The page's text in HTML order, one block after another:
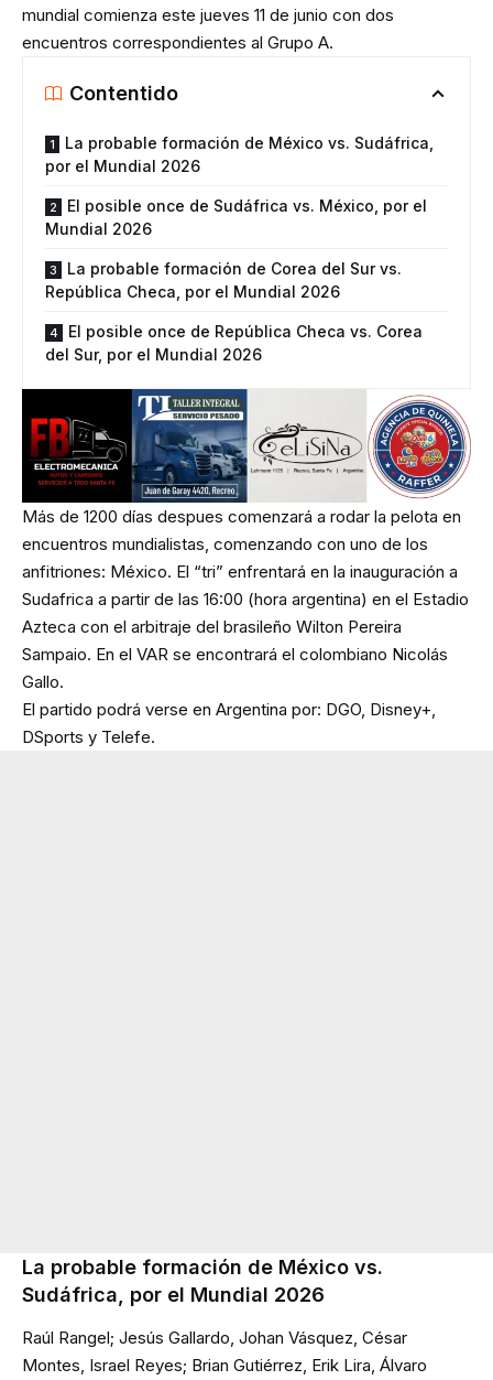
mundial comienza este jueves 11 de junio con dos
encuentros correspondientes al Grupo A.
Contentido
La probable formación de México vs. Sudáfrica,
por el Mundial 2026
El posible once de Sudáfrica vs. México, por el
Mundial 2026
La probable formación de Corea del Sur vs.
República Checa, por el Mundial 2026
El posible once de República Checa vs. Corea
del Sur, por el Mundial 2026
Más de 1200 días despues comenzará a rodar la pelota en
encuentros mundialistas, comenzando con uno de los
anfitriones: México. El “tri” enfrentará en la inauguración a
Sudafrica a partir de las 16:00 (hora argentina) en el Estadio
Azteca con el arbitraje del brasileño Wilton Pereira
Sampaio. En el VAR se encontrará el colombiano Nicolás
Gallo.
El partido podrá verse en Argentina por: DGO, Disney+,
DSports y Telefe.
La probable formación de México vs.
Sudáfrica, por el Mundial 2026
Raúl Rangel; Jesús Gallardo, Johan Vásquez, César
Montes, Israel Reyes; Brian Gutiérrez, Erik Lira, Álvaro